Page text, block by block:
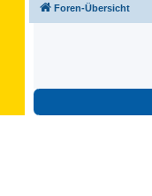
Foren-Übersicht